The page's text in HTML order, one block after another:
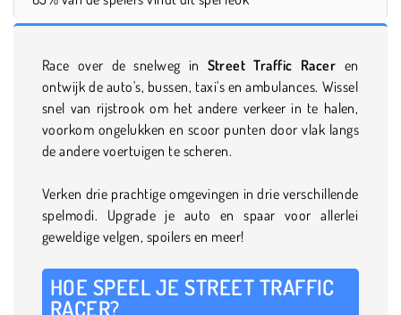
Race over de snelweg in Street Traffic Racer en
ontwijk de auto's, bussen, taxi's en ambulances. Wissel
snel van rijstrook om het andere verkeer in te halen,
voorkom ongelukken en scoor punten door vlak langs
de andere voertuigen te scheren.
Verken drie prachtige omgevingen in drie verschillende
spelmodi. Upgrade je auto en spaar voor allerlei
geweldige velgen, spoilers en meer!
HOE SPEEL JE STREET TRAFFIC
RACER?